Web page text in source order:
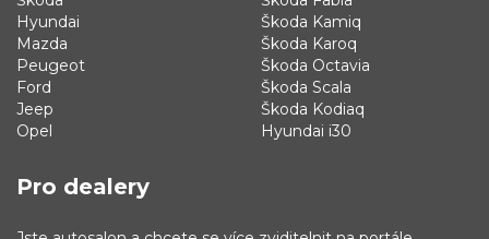
Hyundai
Mazda
Peugeot
Ford
Jeep
Opel
Škoda Kamiq
Škoda Karoq
Škoda Octavia
Škoda Scala
Škoda Kodiaq
Hyundai i30
Pro dealery